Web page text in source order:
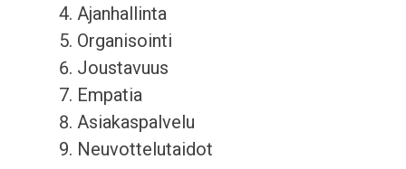
Ajanhallinta
Organisointi
Joustavuus
Empatia
Asiakaspalvelu
Neuvottelutaidot